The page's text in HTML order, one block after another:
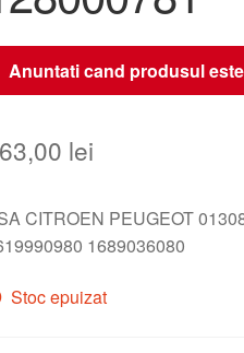
Anuntati cand produsul
lei
CITROEN PEUGEOT
1689036080
Stoc epuizat